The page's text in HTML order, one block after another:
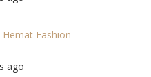
Hemat Fashion
ago